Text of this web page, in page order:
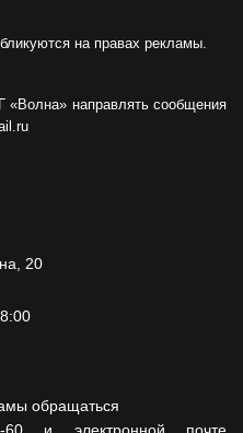
на правах рекламы.
направлять сообщения
20
обращаться
и электронной почте